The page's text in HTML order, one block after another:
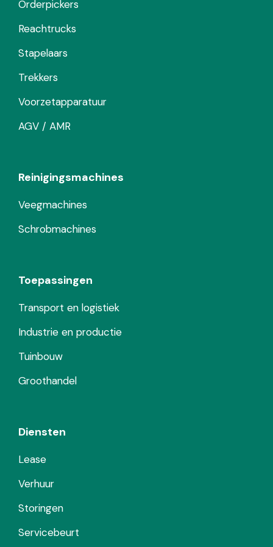
Orderpickers
Reachtrucks
Stapelaars
Trekkers
Voorzetapparatuur
AGV / AMR
Reinigingsmachines
Veegmachines
Schrobmachines
Toepassingen
Transport en logistiek
Industrie en productie
Tuinbouw
Groothandel
Diensten
Lease
Verhuur
Storingen
Servicebeurt